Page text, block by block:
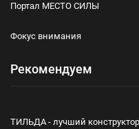
Портал МЕСТО СИЛЫ
Фокус внимания
Рекомендуем
ТИЛЬДА - лучший